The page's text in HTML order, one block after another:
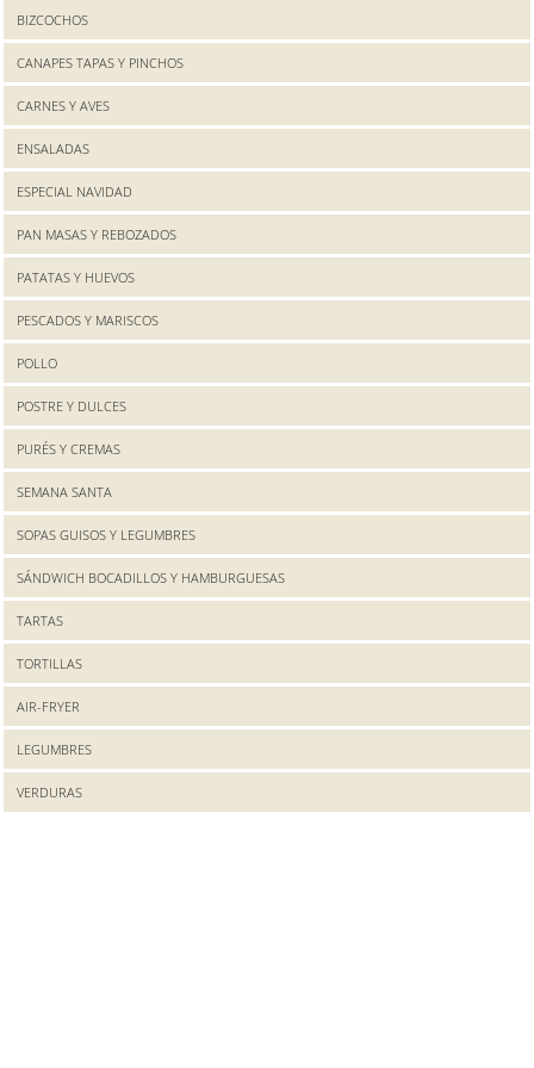
BIZCOCHOS
CANAPES TAPAS Y PINCHOS
CARNES Y AVES
ENSALADAS
ESPECIAL NAVIDAD
PAN MASAS Y REBOZADOS
PATATAS Y HUEVOS
PESCADOS Y MARISCOS
POLLO
POSTRE Y DULCES
PURÉS Y CREMAS
SEMANA SANTA
SOPAS GUISOS Y LEGUMBRES
SÁNDWICH BOCADILLOS Y HAMBURGUESAS
TARTAS
TORTILLAS
AIR-FRYER
LEGUMBRES
VERDURAS